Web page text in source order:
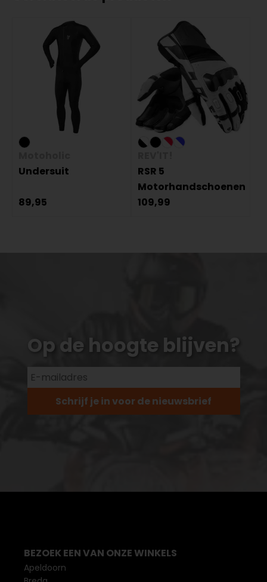
Undersuit
89,95
RSR 5
Motorhandschoenen
109,99
Op de hoogte blijven?
Schrijf je in voor de nieuwsbrief
BEZOEK EEN VAN ONZE WINKELS
Apeldoorn